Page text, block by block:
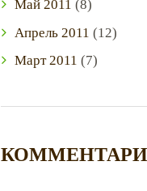
Май 2011 (8)
Апрель 2011 (12)
Март2011 (7)